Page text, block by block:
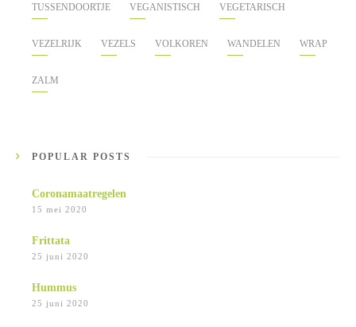
TUSSENDOORTJE VEGANISTISCH VEGETARISCH
VEZELRIJK VEZELS VOLKOREN WANDELEN WRAP
ZALM
POPULAR POSTS
Coronamaatregelen
15 mei 2020
Frittata
25 juni 2020
Hummus
25 juni 2020